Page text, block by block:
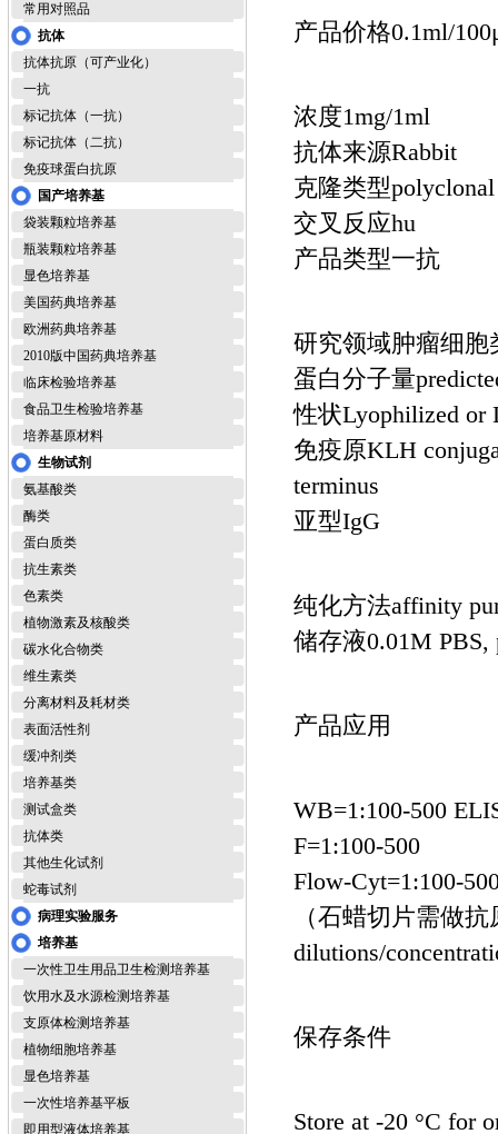
常用对照品
抗体
抗体抗原（可产业化）
一抗
标记抗体（一抗）
标记抗体（二抗）
免疫球蛋白抗原
国产培养基
袋装颗粒培养基
瓶装颗粒培养基
显色培养基
美国药典培养基
欧洲药典培养基
2010版中国药典培养基
临床检验培养基
食品卫生检验培养基
培养基原材料
生物试剂
氨基酸类
酶类
蛋白质类
抗生素类
色素类
植物激素及核酸类
碳水化合物类
维生素类
分离材料及耗材类
表面活性剂
缓冲剂类
培养基类
测试盒类
抗体类
其他生化试剂
蛇毒试剂
病理实验服务
培养基
一次性卫生用品卫生检测培养基
饮用水及水源检测培养基
支原体检测培养基
植物细胞培养基
显色培养基
一次性培养基平板
即用型液体培养基
产品价格0.1ml/
浓度1mg/1ml
抗体来源Rabbit
克隆类型polyclonal
交叉反应hu
产品类型一抗
研究领域肿瘤细胞
蛋白分子量
性状Lyophilized or
免疫原KLH
terminus
亚型IgG
纯化方法affinity
储存液0.01M PBS,
产品应用
WB=1:100-500
F=1:100-500
Flow-Cyt=1:100-
（石蜡切片需做
dilutions/
保存条件
Store at -20 °C for